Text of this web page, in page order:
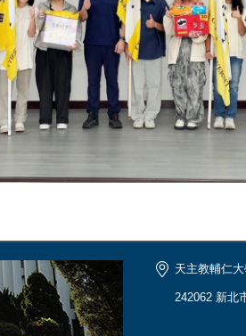
天主教輔仁
242062 新北